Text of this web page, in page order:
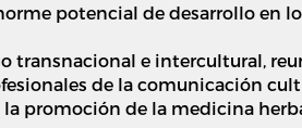
potencial de desarrollo en
e intercultural,
de la comunicación
promoción de la medicina